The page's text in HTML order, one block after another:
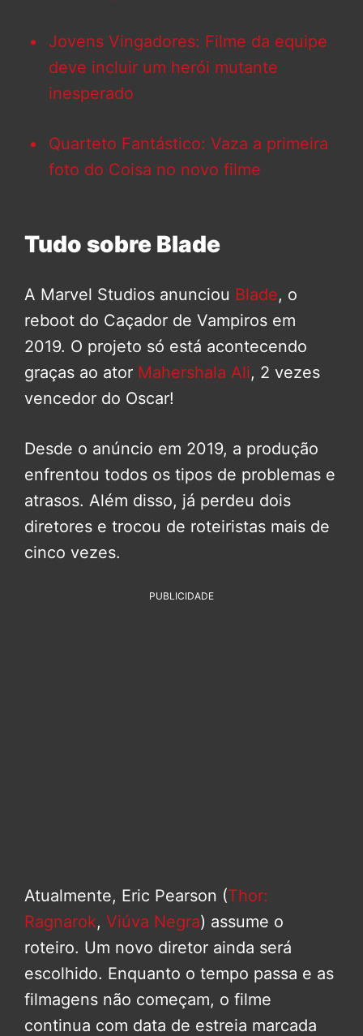
Jovens Vingadores: Filme da equipe
deve incluir um herói mutante
inesperado
Quarteto Fantástico: Vaza a primeira
foto do Coisa no novo filme
Tudo sobre Blade
A Marvel Studios anunciou Blade, o
reboot do Caçador de Vampiros em
2019. O projeto só está acontecendo
graças ao ator Mahershala Ali, 2 vezes
vencedor do Oscar!
Desde o anúncio em 2019, a produção
enfrentou todos os tipos de problemas e
atrasos. Além disso, já perdeu dois
diretores e trocou de roteiristas mais de
cinco vezes.
PUBLICIDADE
Atualmente, Eric Pearson (Thor:
Ragnarok, Viúva Negra) assume o
roteiro. Um novo diretor ainda será
escolhido. Enquanto o tempo passa e as
filmagens não começam, o filme
continua com data de estreia marcada